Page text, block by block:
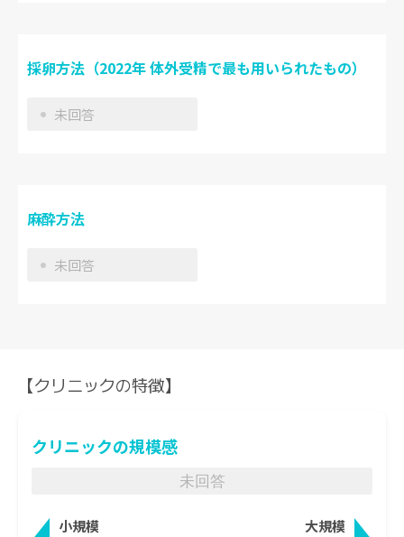
採卵方法（2022年 体外受精で最も用いられたもの）
未回答
麻酔方法
未回答
【クリニックの特徴】
クリニックの規模感
未回答
小規模 大規模